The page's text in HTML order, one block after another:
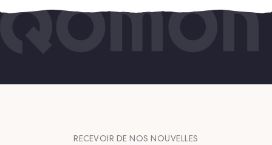
RECEVOIR DE NOS NOUVELLES